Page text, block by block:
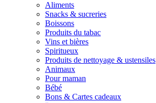
Aliments
Snacks & sucreries
Boissons
Produits du tabac
Vins et bières
Spiritueux
Produits de nettoyage & ustensiles
Animaux
Pour maman
Bébé
Bons & Cartes cadeaux